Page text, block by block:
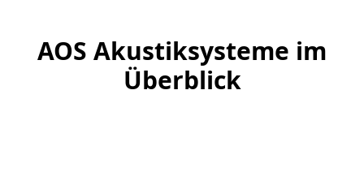
AOS Akustiksysteme im
Überblick